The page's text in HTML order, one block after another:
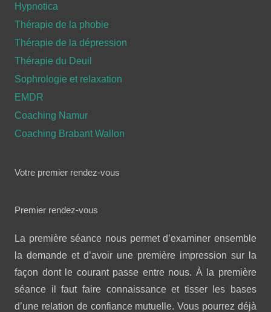
Hypnotica
Thérapie de la phobie
Thérapie de la dépression
Thérapie du Deuil
Sophrologie et relaxation
EMDR
Coaching Namur
Coaching Brabant Wallon
Votre premier rendez-vous
Premier rendez-vous
La première séance nous permet d’examiner ensemble
la demande et d’avoir une première impression sur la
façon dont le courant passe entre nous. À la première
séance il faut faire connaissance et tisser les bases
d’une relation de confiance mutuelle. Vous pourrez déjà